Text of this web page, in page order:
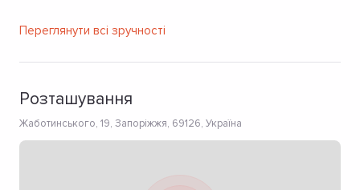
Переглянути всі зручності
Розташування
Жаботинського, 19, Запоріжжя, 69126, Україна